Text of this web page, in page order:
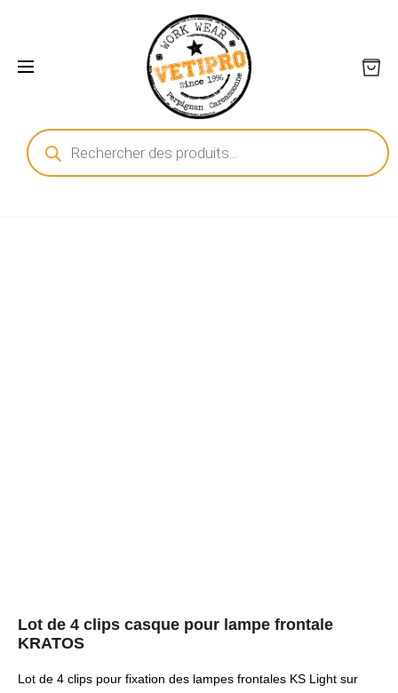
Recherche
de
produits
Lot de 4 clips casque pour lampe frontale
KRATOS
Lot de 4 clips pour fixation des lampes frontales KS Light sur